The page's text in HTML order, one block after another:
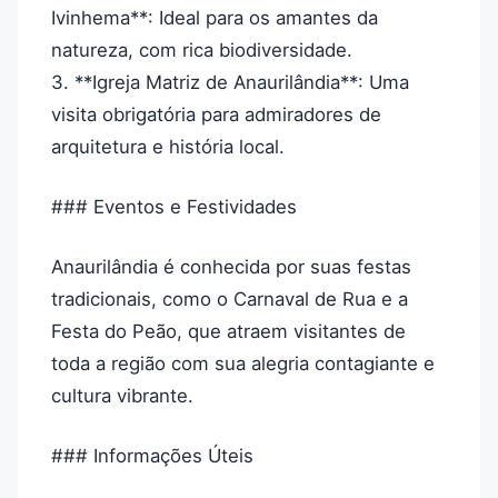
Ivinhema**: Ideal para os amantes da
natureza, com rica biodiversidade.
3. **Igreja Matriz de Anaurilândia**: Uma
visita obrigatória para admiradores de
arquitetura e história local.
### Eventos e Festividades
Anaurilândia é conhecida por suas festas
tradicionais, como o Carnaval de Rua e a
Festa do Peão, que atraem visitantes de
toda a região com sua alegria contagiante e
cultura vibrante.
### Informações Úteis